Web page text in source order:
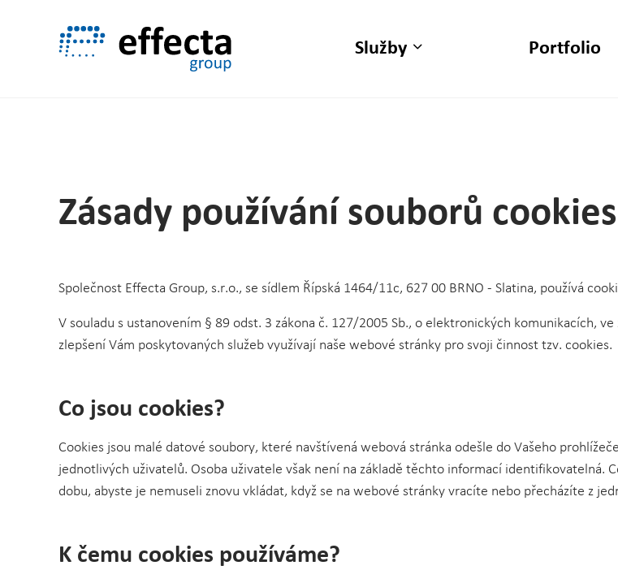
Služby Portfolio
Zásady používání souborů cookies
Společnost Effecta Group, s.r.o., se sídlem Řípská 1464/11c, 627 00 BRNO - Slatina, používá
V souladu s ustanovením § 89 odst. 3 zákona č. 127/2005 Sb., o elektronických komunikacích,
zlepšení Vám poskytovaných služeb využívají naše webové stránky pro svoji činnost tzv. cookies.
Co jsou cookies?
Cookies jsou malé datové soubory, které navštívená webová stránka odešle do Vašeho
jednotlivých uživatelů. Osoba uživatele však není na základě těchto informací identifikovatelná.
dobu, abyste je nemuseli znovu vkládat, když se na webové stránky vracíte nebo přecházíte z
K čemu cookies používáme?